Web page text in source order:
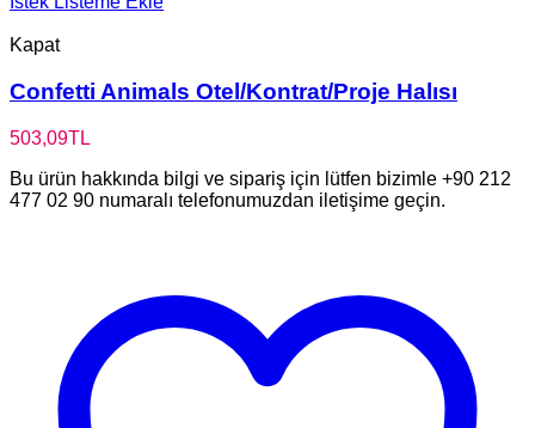
Kapat
Confetti Animals Otel/Kontrat/Proje Halısı
503,09TL
Bu ürün hakkında bilgi ve sipariş için lütfen bizimle +90 212
477 02 90 numaralı telefonumuzdan iletişime geçin.